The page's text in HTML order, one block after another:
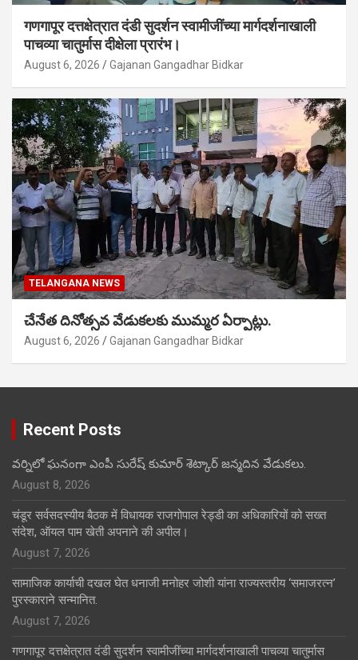
गणगापूर दत्तक्षेत्रात दंडी सुदर्शन स्वामीजींच्या मार्गदर्शनाखाली
पाचव्या चातुर्मास दीक्षेला प्रारंभ।
August 6, 2026 Gajanan Gangadhar Bidkar
TELANGANA NEWS
చేనేత దినోత్సవ వేడుకలకు ముమ్మర ఏర్పాట్లు.
August 6, 2026 Gajanan Gangadhar Bidkar
Recent Posts
వర్నిలో ఘనంగా ఎంపీ సురేష్ కుమార్ శెట్కార్ జన్మదిన వేడుకలు.
August 8, 2026
चंडूर सर्वसदस्यीय बैठक में विधायक राजगोपाल रेड्डी का अधिकारियों को सख्त
संदेश, ऑयल पाम खेती अपनाने की अपील।
August 7, 2026
सामाजिक कार्याची दखल घेत धनाजी मनोहर जोशी यांना राज्यस्तरीय ‘समाजरत्न’
पुरस्काराने सन्मानित.
August 7, 2026
गणगापूर दत्तक्षेत्रात दंडी सुदर्शन स्वामीजींच्या मार्गदर्शनाखाली पाचव्या चातुर्मास